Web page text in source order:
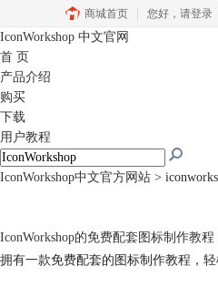
商城首页 您好， 请登录
IconWorkshop 中文官网
首 页
产品介绍
购买
下载
用户教程
IconWorkshop中文官方网站 >
IconWorkshop的免费配套图标制作教程
拥有一款免费配套的图标制作教程，